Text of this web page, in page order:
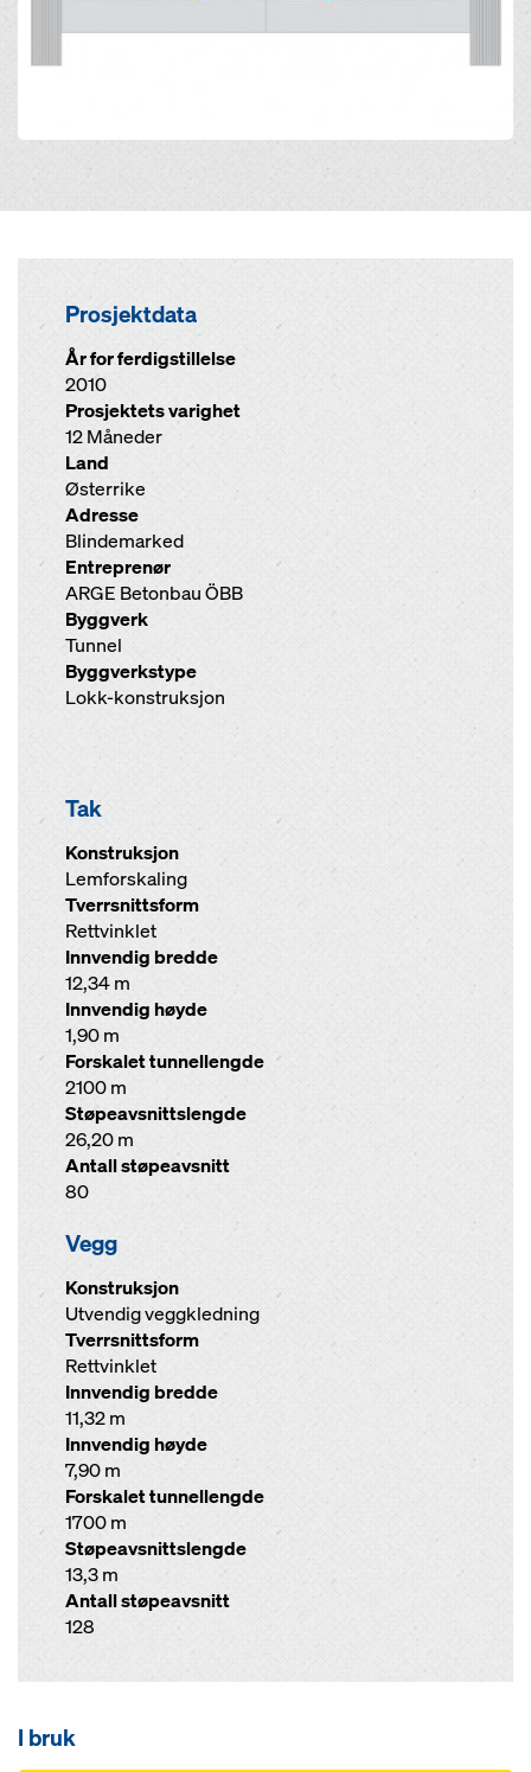
Prosjektdata
År for ferdigstillelse
2010
Prosjektets varighet
12 Måneder
Land
Østerrike
Adresse
Blindemarked
Entreprenør
ARGE Betonbau ÖBB
Byggverk
Tunnel
Byggverkstype
Lokk-konstruksjon
Tak
Konstruksjon
Lemforskaling
Tverrsnittsform
Rettvinklet
Innvendig bredde
12,34 m
Innvendig høyde
1,90 m
Forskalet tunnellengde
2100 m
Støpeavsnittslengde
26,20 m
Antall støpeavsnitt
80
Vegg
Konstruksjon
Utvendig veggkledning
Tverrsnittsform
Rettvinklet
Innvendig bredde
11,32 m
Innvendig høyde
7,90 m
Forskalet tunnellengde
1700 m
Støpeavsnittslengde
13,3 m
Antall støpeavsnitt
128
I bruk